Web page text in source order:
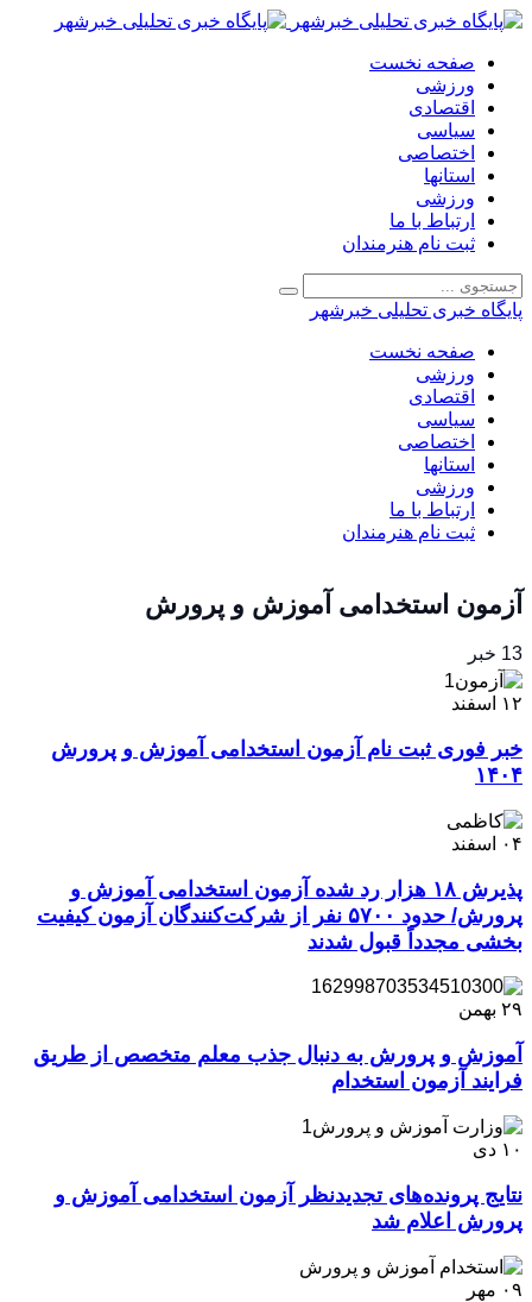
صفحه نخست
ورزشی
اقتصادی
سیاسی
اختصاصی
استانها
ورزشی
ارتباط با ما
ثبت نام هنرمندان
پایگاه خبری تحلیلی خبرشهر
صفحه نخست
ورزشی
اقتصادی
سیاسی
اختصاصی
استانها
ورزشی
ارتباط با ما
ثبت نام هنرمندان
آزمون استخدامی آموزش و پرورش
13 خبر
۱۲ اسفند
خبر فوری ثبت نام آزمون استخدامی آموزش و پرورش
۱۴۰۴
۰۴ اسفند
پذیرش ۱۸ هزار رد شده آزمون استخدامی آموزش و
پرورش/ حدود ۵۷۰۰ نفر از شرکت‌کنندگان آزمون کیفیت
بخشی مجدداً قبول شدند
۲۹ بهمن
آموزش و پرورش به دنبال جذب معلم متخصص از طریق
فرایند آزمون استخدام
۱۰ دی
نتایج پرونده‌های تجدیدنظر آزمون استخدامی آموزش و
پرورش اعلام شد
۰۹ مهر